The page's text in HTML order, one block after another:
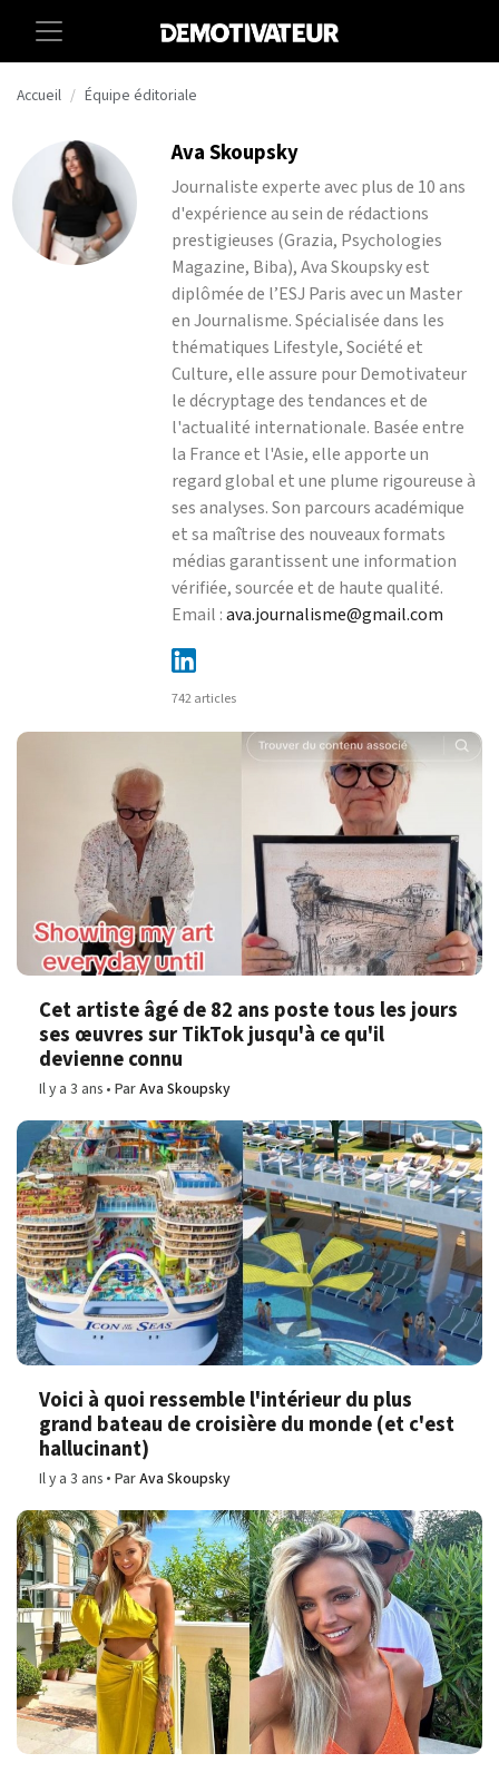
Accueil Équipe éditoriale
Ava Skoupsky
Journaliste experte avec plus de 10 ans
d'expérience au sein de rédactions
prestigieuses (Grazia, Psychologies
Magazine, Biba), Ava Skoupsky est
diplômée de l’ESJ Paris avec un Master
en Journalisme. Spécialisée dans les
thématiques Lifestyle, Société et
Culture, elle assure pour Demotivateur
le décryptage des tendances et de
l'actualité internationale. Basée entre
la France et l'Asie, elle apporte un
regard global et une plume rigoureuse à
ses analyses. Son parcours académique
et sa maîtrise des nouveaux formats
médias garantissent une information
vérifiée, sourcée et de haute qualité.
Email :ava.journalisme@gmail.com
742 articles
Cet artiste âgé de 82 ans poste tous les jours
ses œuvres sur TikTok jusqu'à ce qu'il
devienne connu
Il y a 3 ans ParAva Skoupsky
Voici à quoi ressemble l'intérieur du plus
grand bateau de croisière du monde (et c'est
hallucinant)
Il y a 3 ans ParAva Skoupsky